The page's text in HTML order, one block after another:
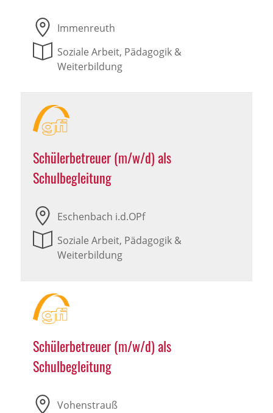
Immenreuth
Soziale Arbeit, Pädagogik &
Weiterbildung
Schülerbetreuer (m/w/d) als
Schulbegleitung
Eschenbach i.d.OPf
Soziale Arbeit, Pädagogik &
Weiterbildung
Schülerbetreuer (m/w/d) als
Schulbegleitung
Vohenstrauß